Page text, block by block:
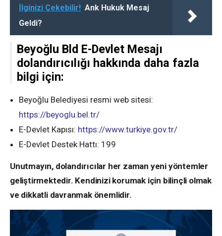
İlginizi Çekebilir! Ank Hukuk Mesaj
Geldi?
Beyoğlu Bld E-Devlet Mesajı
dolandırıcılığı hakkında daha fazla
bilgi için:
Beyoğlu Belediyesi resmi web sitesi:
https://beyoglu.bel.tr/
E-Devlet Kapısı: https://www.turkiye.gov.tr/
E-Devlet Destek Hattı: 199
Unutmayın, dolandırıcılar her zaman yeni yöntemler
geliştirmektedir. Kendinizi korumak için bilinçli olmak
ve dikkatli davranmak önemlidir.